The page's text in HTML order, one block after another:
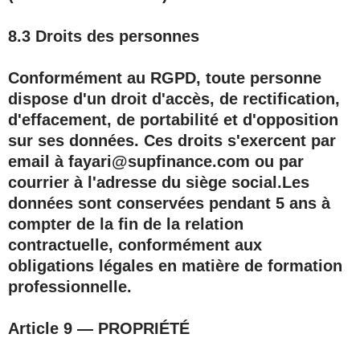
8.3 Droits des personnes
Conformément au RGPD, toute personne
dispose d'un droit d'accès, de rectification,
d'effacement, de portabilité et d'opposition
sur ses données. Ces droits s'exercent par
email à fayari@supfinance.com ou par
courrier à l'adresse du siège social.Les
données sont conservées pendant 5 ans à
compter de la fin de la relation
contractuelle, conformément aux
obligations légales en matière de formation
professionnelle.
Article 9 — PROPRIÉTÉ